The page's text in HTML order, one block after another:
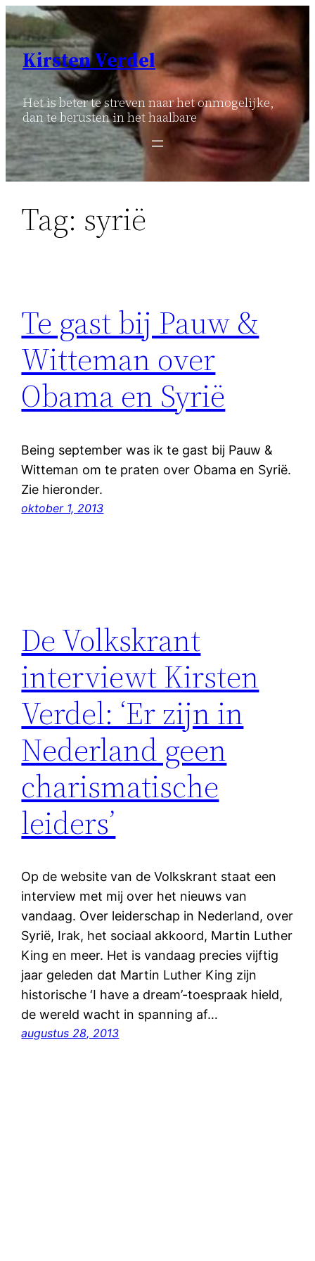
Ga
naar
inhoud
Kirsten Verdel
Het is beter te streven naar het onmogelijke,
dan te berusten in het haalbare
Tag: syrië
Te gast bij Pauw &
Witteman over
Obama en Syrië
Being september was ik te gast bij Pauw &
Witteman om te praten over Obama en Syrië.
Zie hieronder.
oktober 1, 2013
De Volkskrant
interviewt Kirsten
Verdel: ‘Er zijn in
Nederland geen
charismatische
leiders’
Op de website van de Volkskrant staat een
interview met mij over het nieuws van
vandaag. Over leiderschap in Nederland, over
Syrië, Irak, het sociaal akkoord, Martin Luther
King en meer. Het is vandaag precies vijftig
jaar geleden dat Martin Luther King zijn
historische ‘I have a dream’-toespraak hield,
de wereld wacht in spanning af…
augustus 28, 2013